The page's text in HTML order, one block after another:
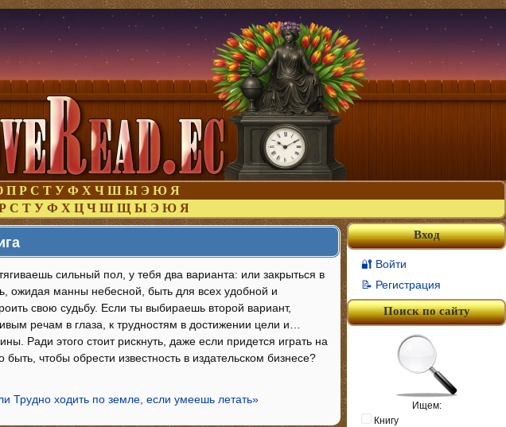
П Р С Т У Ф Х Ч Ш Ы Э Ю Я
С Т У Ф Х Ц Ч Ш Щ Ы Э Ю Я
сильный пол, у тебя два варианта: или закрыться в
ожидая манны небесной, быть для всех удобной и
свою судьбу. Если ты выбираешь второй вариант,
речам в глаза, к трудностям в достижении цели и…
Ради этого стоит рискнуть, даже если придется играть на
чтобы обрести известность в издательском бизнесе?
Трудно ходить по земле, если умеешь летать»
Вход
🔐 Войти
📝 Регистрация
Поиск по сайту
Ищем:
Книгу